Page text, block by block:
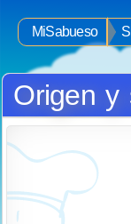
MiSabueso
Origen y